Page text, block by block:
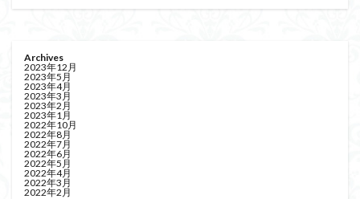
Archives
2023年12月
2023年5月
2023年4月
2023年3月
2023年2月
2023年1月
2022年10月
2022年8月
2022年7月
2022年6月
2022年5月
2022年4月
2022年3月
2022年2月